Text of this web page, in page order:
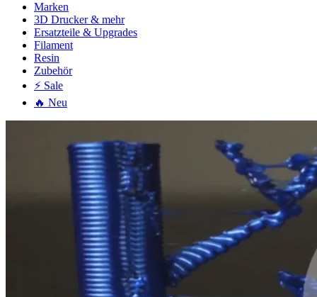
Marken
3D Drucker & mehr
Ersatzteile & Upgrades
Filament
Resin
Zubehör
⚡ Sale
🔥 Neu